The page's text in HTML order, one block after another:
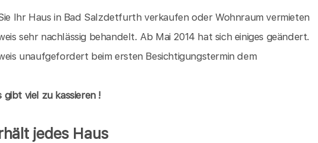
Ihr Haus in Bad Salzdetfurth verkaufen oder Wohnraum vermieten
sehr nachlässig behandelt. Ab Mai 2014 hat sich einiges geändert.
unaufgefordert beim ersten Besichtigungstermin dem
gibt viel zu kassieren !
jedes Haus